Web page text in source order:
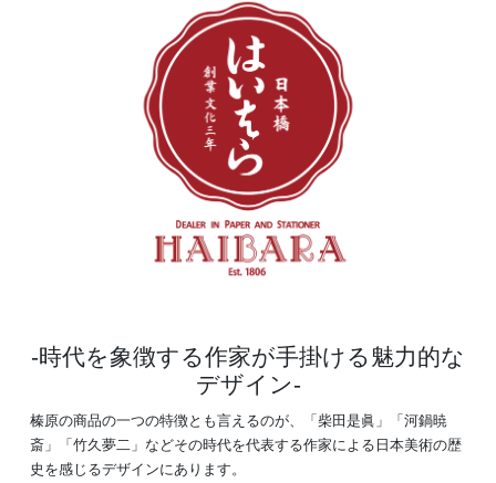
時代を象徴する作家が手掛ける魅力的な
デザイン
榛原の商品の一つの特徴とも言えるのが、「柴田是眞」「河鍋暁
斎」「竹久夢二」などその時代を代表する作家による日本美術の歴
史を感じるデザインにあります。